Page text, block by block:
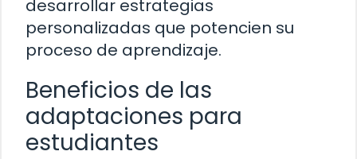
desarrollar estrategias
personalizadas que potencien su
proceso de aprendizaje.
Beneficios de las
adaptaciones para
estudiantes